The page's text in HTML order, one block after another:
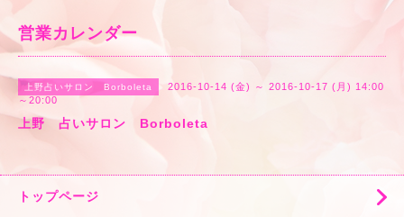
営業カレンダー
上野占いサロン Borboleta
2016-10-14 (金) ～ 2016-10-17 (月) 14:00
～20:00
上野 占いサロン Borboleta
トップページ